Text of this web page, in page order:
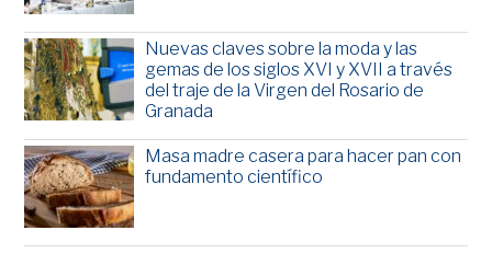
Nuevas claves sobre la moda y las
gemas de los siglos XVI y XVII a través
del traje de la Virgen del Rosario de
Granada
Masa madre casera para hacer pan con
fundamento científico